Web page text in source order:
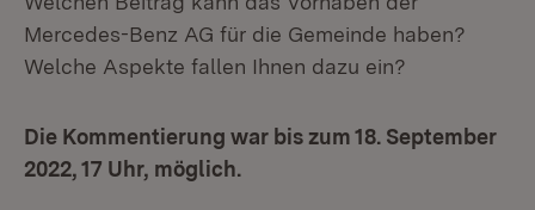
Mercedes-Benz AG für die Gemeinde haben?
Welche Aspekte fallen Ihnen dazu ein?
Die Kommentierung war bis zum 18. September
2022, 17 Uhr, möglich.